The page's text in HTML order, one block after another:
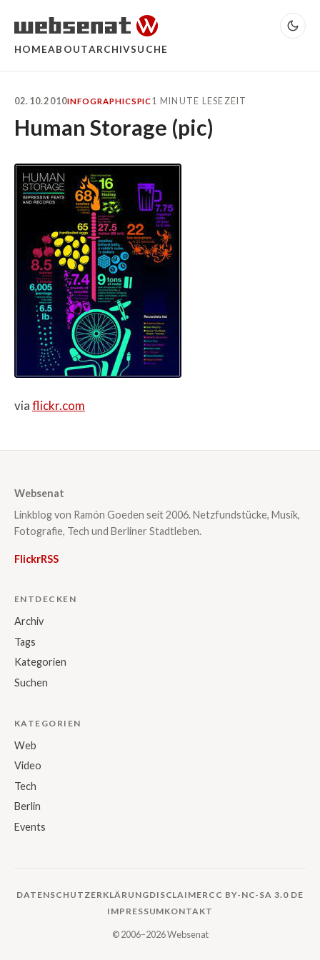
HOMEABOUTARCHIVSUCHE
02.10.2010INFOGRAPHICSPIC1 MINUTE LESEZEIT
Human Storage (pic)
viaflickr.com
Websenat
Linkblog von Ramón Goeden seit 2006. Netzfundstücke, Musik,
Fotografie, Tech und Berliner Stadtleben.
FlickrRSS
ENTDECKEN
Archiv
Tags
Kategorien
Suchen
KATEGORIEN
Web
Video
Tech
Berlin
Events
DATENSCHUTZERKLÄRUNGDISCLAIMER CC BY-NC-SA 3.0 DE
IMPRESSUMKONTAKT
© 2006–2026 Websenat